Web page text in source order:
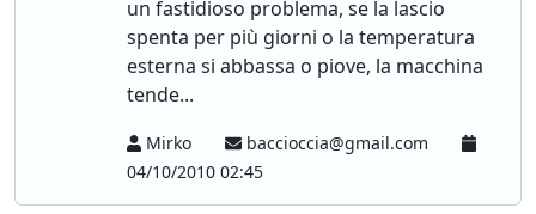
un fastidioso problema, se la lascio
spenta per più giorni o la temperatura
esterna si abbassa o piove, la macchina
tende...
Mirko
baccioccia@gmail.com
04/10/2010 02:45